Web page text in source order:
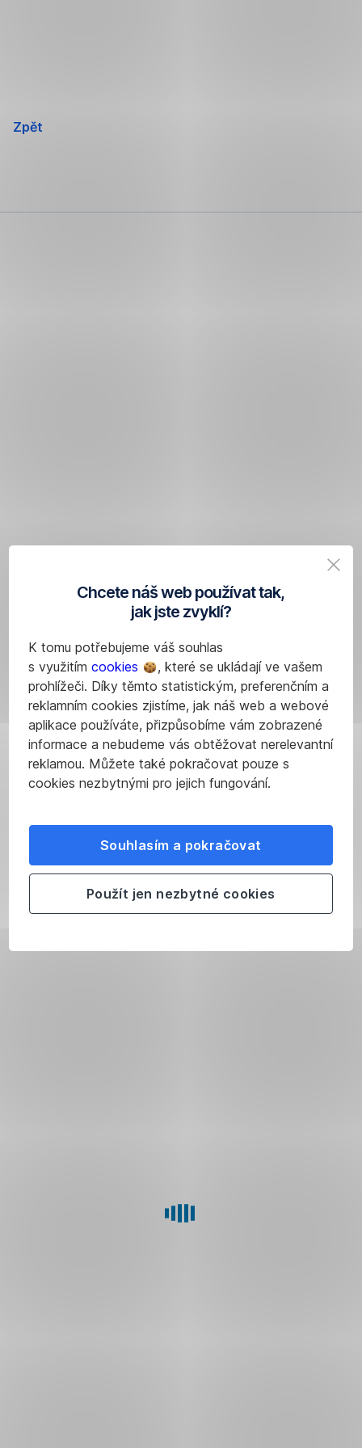
Chcete náš web používat tak,
jak jste zvyklí?
K tomu potřebujeme váš souhlas
s využitím cookies
, které se ukládají ve vašem
prohlížeči. Díky těmto statistickým, preferenčním a
reklamním cookies zjistíme, jak náš web a webové
aplikace používáte, přizpůsobíme vám zobrazené
informace a nebudeme vás obtěžovat nerelevantní
reklamou. Můžete také pokračovat pouze s
cookies nezbytnými pro jejich fungování.
Souhlasím a pokračovat
Použít jen nezbytné cookies
Zpět